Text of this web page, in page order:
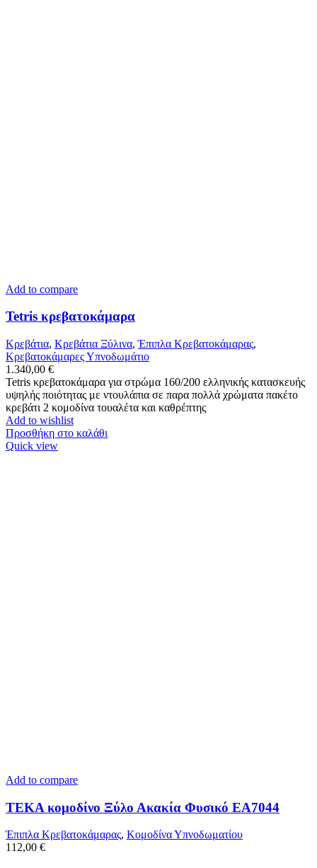
Add to compare
Tetris κρεβατοκάμαρα
Κρεβάτια, Κρεβάτια Ξύλινα,Έπιπλα Κρεβατοκάμαρας,
Κρεβατοκάμαρες Υπνοδωμάτιο
1.340,00 €
Tetris κρεβατοκάμαρα για στρώμα 160/200 ελληνικής κατασκευής
υψηλής ποιότητας με ντουλάπια σε παρα πολλά χρώματα πακέτο
κρεβάτι 2 κομοδίνα τουαλέτα και καθρέπτης
Add to wishlist
Προσθήκη στο καλάθι
Quick view
Add to compare
TEKA κομοδίνο Ξύλο Ακακία Φυσικό ΕΑ7044
Έπιπλα Κρεβατοκάμαρας, Κομοδίνα Υπνοδωματίου
112,00 €